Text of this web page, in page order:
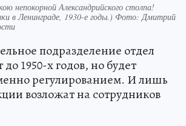
непокорной Александрийского столпа!
в Ленинграде, 1930-е годы.) Фото: Дмитрий
подразделение отдел
1950-х годов, но будет
регулированием. И лишь
возложат на сотрудников